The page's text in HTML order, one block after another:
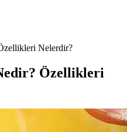
Nelerdir?
Özellikleri